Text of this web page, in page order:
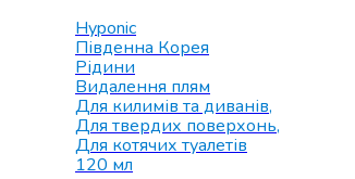
Hyponic
Південна Корея
Рідини
Видалення плям
Для килимів та диванів,
Для твердих поверхонь,
Для котячих туалетів
120 мл